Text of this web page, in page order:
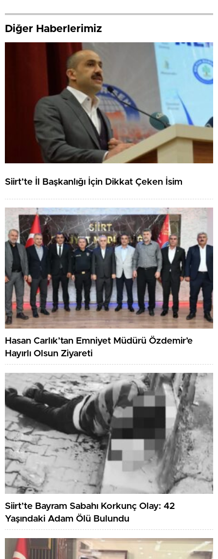
Diğer Haberlerimiz
Siirt’te İl Başkanlığı İçin Dikkat Çeken İsim
Hasan Carlık’tan Emniyet Müdürü Özdemir’e
Hayırlı Olsun Ziyareti
Siirt’te Bayram Sabahı Korkunç Olay: 42
Yaşındaki Adam Ölü Bulundu